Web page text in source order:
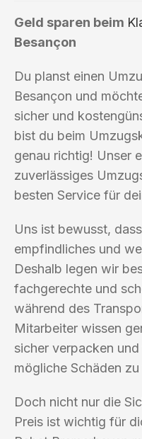
Geld sparen beim
Besançon
Du planst einen
Besançon und
sicher und
bist du beim
genau richtig! Unser
zuverlässiges
besten Service für
Uns ist bewusst,
empfindliches und
Deshalb legen wir
fachgerechte und
während des
Mitarbeiter wissen
sicher verpacken
mögliche Schäden
Doch nicht nur die
Preis ist wichtig für